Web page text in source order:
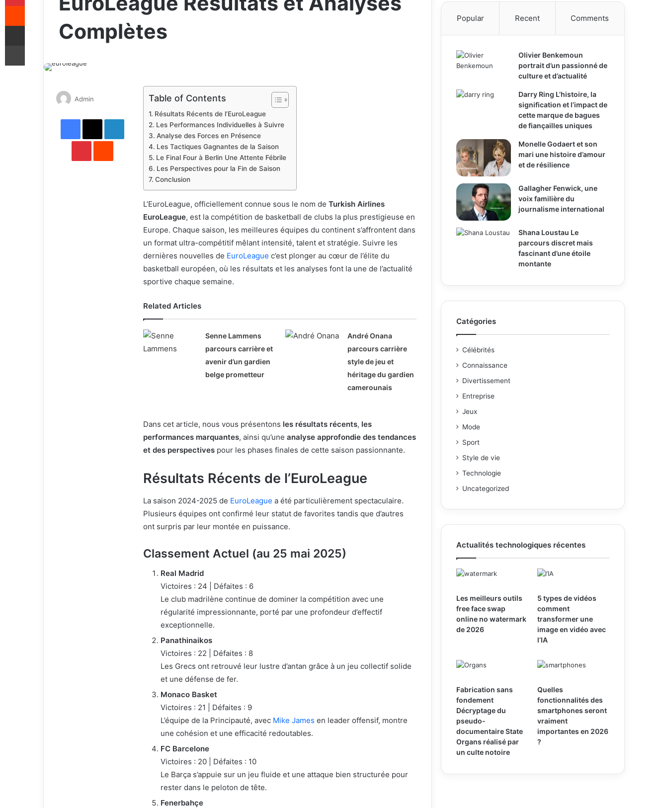
Complètes
Table of Contents
Résultats Récents de l’EuroLeague
Les Performances Individuelles à Suivre
Analyse des Forces en Présence
Les Tactiques Gagnantes de la Saison
Le Final Four à Berlin Une Attente Fébrile
Les Perspectives pour la Fin de Saison
Conclusion
L’EuroLeague, officiellement connue sous le nom de Turkish Airlines
EuroLeague, est la compétition de basketball de clubs la plus prestigieuse en
Europe. Chaque saison, les meilleures équipes du continent s’affrontent dans
un format ultra-compétitif mêlant intensité, talent et stratégie. Suivre les
dernières nouvelles de EuroLeague c’est plonger au cœur de l’élite du
basketball européen, où les résultats et les analyses font la une de l’actualité
sportive chaque semaine.
Related Articles
Senne Lammens
parcours carrière et
avenir d’un gardien
belge prometteur
André Onana
parcours carrière
style de jeu et
héritage du gardien
camerounais
Dans cet article, nous vous présentons les résultats récents, les
performances marquantes, ainsi qu’une analyse approfondie des tendances
et des perspectives pour les phases finales de cette saison passionnante.
Résultats Récents de l’EuroLeague
La saison 2024-2025 de EuroLeague a été particulièrement spectaculaire.
Plusieurs équipes ont confirmé leur statut de favorites tandis que d’autres
ont surpris par leur montée en puissance.
Classement Actuel (au 25 mai 2025)
Real Madrid
Victoires : 24 | Défaites : 6
Le club madrilène continue de dominer la compétition avec une
régularité impressionnante, porté par une profondeur d’effectif
exceptionnelle.
Panathinaikos
Victoires : 22 | Défaites : 8
Les Grecs ont retrouvé leur lustre d’antan grâce à un jeu collectif solide
et une défense de fer.
Monaco Basket
Victoires : 21 | Défaites : 9
L’équipe de la Principauté, avec Mike James en leader offensif, montre
une cohésion et une efficacité redoutables.
FC Barcelone
Victoires : 20 | Défaites : 10
Le Barça s’appuie sur un jeu fluide et une attaque bien structurée pour
rester dans le peloton de tête.
Fenerbahçe
Admin
email
Facebook
X LinkedIn
PinterestReddit
Popular Recent Comments
Olivier Benkemoun
portrait d’un passionné de
culture et d’actualité
Darry Ring L’histoire, la
signification et l’impact de
cette marque de bagues
de fiançailles uniques
Monelle Godaert et son
mari une histoire d’amour
et de résilience
Gallagher Fenwick, une
voix familière du
journalisme international
Shana Loustau Le
parcours discret mais
fascinant d’une étoile
montante
Catégories
Célébrités
Connaissance
Divertissement
Entreprise
Jeux
Mode
Sport
Style de vie
Technologie
Uncategorized
Actualités technologiques récentes
Les meilleurs outils
free face swap
online no watermark
de 2026
5 types de vidéos
comment
transformer une
image en vidéo avec
l’IA
Fabrication sans
fondement
Décryptage du
pseudo-
documentaire State
Organs réalisé par
un culte notoire
Quelles
fonctionnalités des
smartphones seront
vraiment
importantes en 2026
?
Reddit
Share via Email